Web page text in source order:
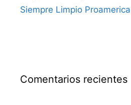
Siempre Limpio Proamerica
Comentarios recientes